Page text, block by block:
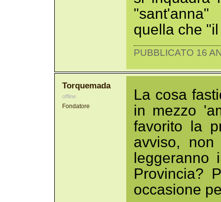
"sant'anna"
quella che
PUBBLICATO 16
Torquemada
offline
Fondatore
La cosa
in mezzo
favorito la
avviso, non
leggeranno
Provincia?
occasione